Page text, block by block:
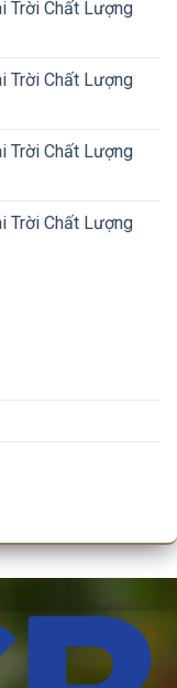
Trời Chất Lượng
Trời Chất Lượng
Trời Chất Lượng
Trời Chất Lượng